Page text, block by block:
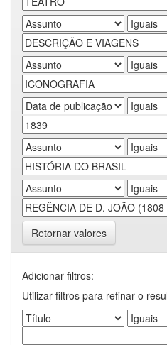
Retornar valores
Adicionar filtros:
Utilizar filtros para refinar o